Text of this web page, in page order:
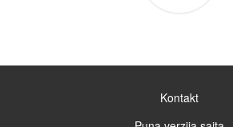
Kontakt